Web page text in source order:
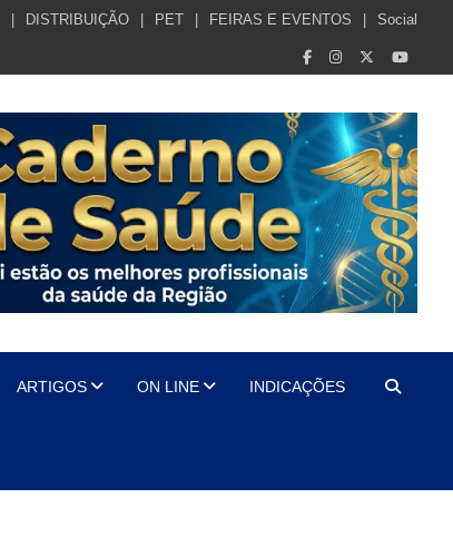
DISTRIBUIÇÃO PET FEIRAS E EVENTOS Social
ARTIGOS ON LINE INDICAÇÕES